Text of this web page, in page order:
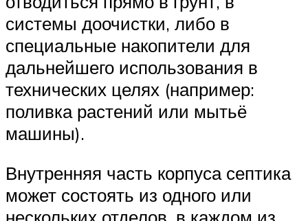
системы доочистки, либо в
специальные накопители для
дальнейшего использования в
технических целях (например:
поливка растений или мытьё
машины).
Внутренняя часть корпуса септика
может состоять из одного или